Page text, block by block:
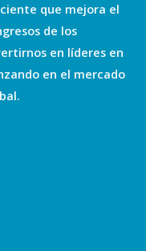
que mejora el
de los
en líderes en
en el mercado